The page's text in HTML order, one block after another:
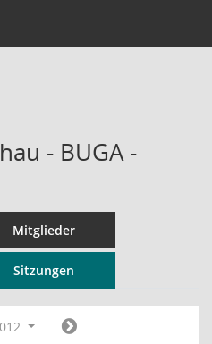
- BUGA -
Mitglieder
Sitzungen